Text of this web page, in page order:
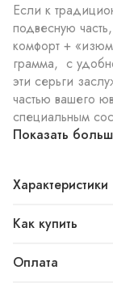
Если к
подвесную
комфорт +
грамма, с
эти серьги
частью вашего
специальным
Показать
Характеристики
Как купить
Оплата